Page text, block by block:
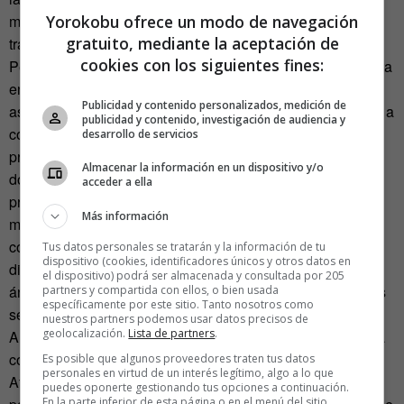
menor y los objetivos a largo plazo como exámenes y
trabajos… El cóctel procrastinador perfecto.
Pero ¿por qué procrastinamos nuestras decisiones? Cuenta
en su libro Piers Steel que probablemente se trate de un
asunto de la evolución. Los seres humanos somos iguales a
como éramos hace muchos miles de años y nuestras
preocupaciones han sido siempre inmediatas: comer,
dormir, escapar del depredador, reproducirnos… Estamos
programados para actuar y obtener la recompensa en ese
momento. Por eso preferimos entretenernos con cualquier
cosa que nos dé satisfacción rápida (y cada vez hay más
distracciones que nos bombardean desde todos los
ángulos) que embarcarnos en un trabajo laborioso que nos
será abonado o recompensado dentro de bastante tiempo.
Aunque esta teoría no es compartida totalmente por toda la
comunidad científica.
Afortunadamente, existen múltiples terapias y estrategias
Yorokobu ofrece un modo de navegación
gratuito, mediante la aceptación de
cookies con los siguientes fines:
Publicidad y contenido personalizados, medición de
publicidad y contenido, investigación de audiencia y
desarrollo de servicios
Almacenar la información en un dispositivo y/o
acceder a ella
Más información
Tus datos personales se tratarán y la información de tu
dispositivo (cookies, identificadores únicos y otros datos en
el dispositivo) podrá ser almacenada y consultada por 205
partners y compartida con ellos, o bien usada
específicamente por este sitio. Tanto nosotros como
nuestros partners podemos usar datos precisos de
geolocalización. Lista de partners.
Es posible que algunos proveedores traten tus datos
personales en virtud de un interés legítimo, algo a lo que
puedes oponerte gestionando tus opciones a continuación.